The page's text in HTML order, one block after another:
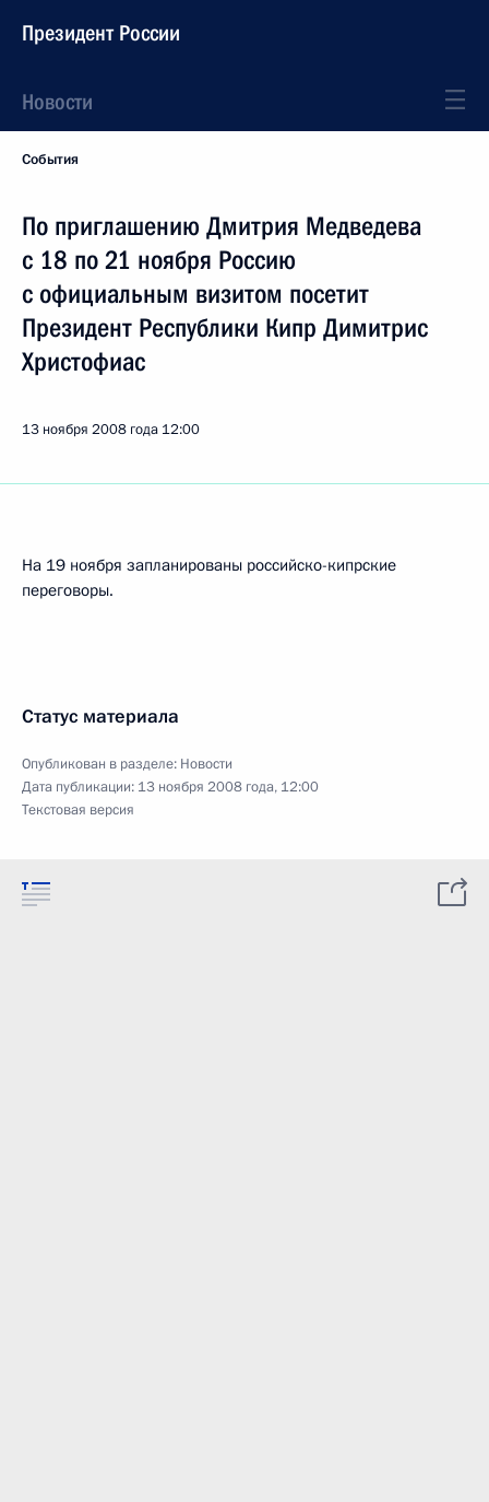
Президент России
Новости
События
По приглашению Дмитрия Медведева
с 18 по 21 ноября Россию
с официальным визитом посетит
Президент Республики Кипр Димитрис
Христофиас
13 ноября 2008 года 12:00
На 19 ноября запланированы российско-кипрские
переговоры.
Статус материала
Опубликован в разделе: Новости
Дата публикации: 13 ноября 2008 года, 12:00
Текстовая версия